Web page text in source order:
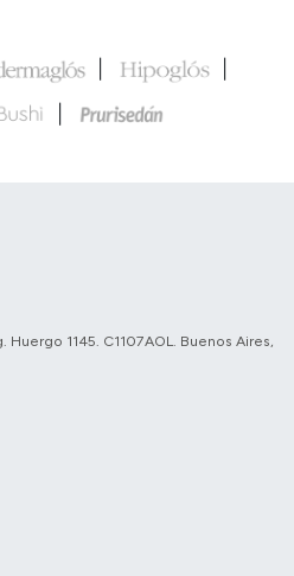
1145. C1107AOL. Buenos Aires,